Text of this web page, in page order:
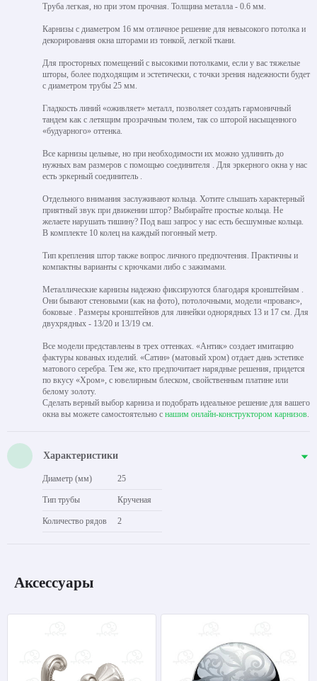
Труба легкая, но при этом прочная. Толщина металла - 0.6 мм.
Карнизы с диаметром 16 мм отличное решение для невысокого потолка и
декорирования окна шторами из тонкой, легкой ткани.
Для просторных помещений с высокими потолками, если у вас тяжелые
шторы, более подходящим и эстетически, с точки зрения надежности будет
с диаметром трубы 25 мм.
Гладкость линий «оживляет» металл, позволяет создать гармоничный
тандем как с летящим прозрачным тюлем, так со шторой насыщенного
«будуарного» оттенка.
Все карнизы цельные, но при необходимости их можно удлинить до
нужных вам размеров с помощью соединителя . Для эркерного окна у нас
есть эркерный соединитель .
Отдельного внимания заслуживают кольца. Хотите слышать характерный
приятный звук при движении штор? Выбирайте простые кольца. Не
желаете нарушать тишину? Под ваш запрос у нас есть бесшумные кольца.
В комплекте 10 колец на каждый погонный метр.
Тип крепления штор также вопрос личного предпочтения. Практичны и
компактны варианты с крючками либо с зажимами.
Металлические карнизы надежно фиксируются благодаря кронштейнам .
Они бывают стеновыми (как на фото), потолочными, модели «прованс»,
боковые . Размеры кронштейнов для линейки однорядных 13 и 17 см. Для
двухрядных - 13/20 и 13/19 см.
Все модели представлены в трех оттенках. «Антик» создает имитацию
фактуры кованых изделий. «Сатин» (матовый хром) отдает дань эстетике
матового серебра. Тем же, кто предпочитает нарядные решения, придется
по вкусу «Хром», с ювелирным блеском, свойственным платине или
белому золоту.
Сделать верный выбор карниза и подобрать идеальное решение для вашего
окна вы можете самостоятельно с нашим онлайн-конструктором карнизов.
Характеристики
Диаметр (мм) 25
Тип трубы Крученая
Количество рядов 2
Аксессуары